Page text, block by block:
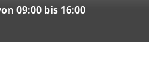
09:00 bis 16:00